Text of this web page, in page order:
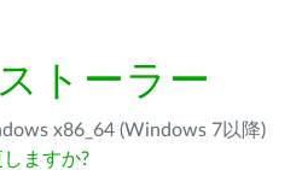
トーラー
x86_64 (Windows 7以降)
ますか?